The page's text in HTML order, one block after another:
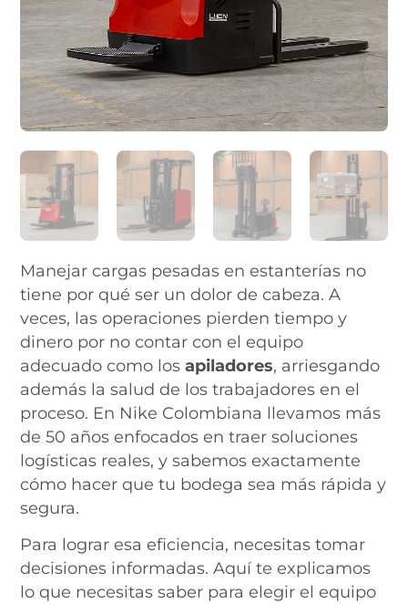
Manejar cargas pesadas en estanterías no
tiene por qué ser un dolor de cabeza. A
veces, las operaciones pierden tiempo y
dinero por no contar con el equipo
adecuado como losapiladores, arriesgando
además la salud de los trabajadores en el
proceso. En Nike Colombiana llevamos más
de 50 años enfocados en traer soluciones
logísticas reales, y sabemos exactamente
cómo hacer que tu bodega sea más rápida y
segura.
Para lograr esa eficiencia, necesitas tomar
decisiones informadas. Aquí te explicamos
lo que necesitas saber para elegir el equipo